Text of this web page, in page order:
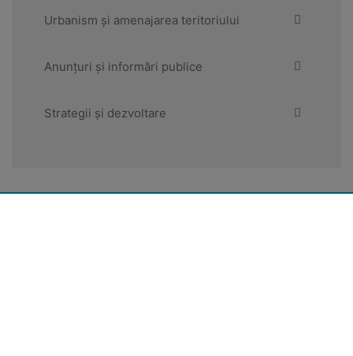
Urbanism și amenajarea teritoriului
Anunțuri și informări publice
Strategii și dezvoltare